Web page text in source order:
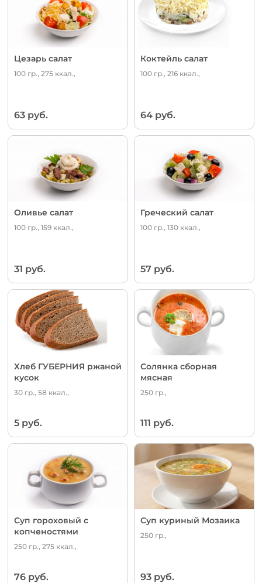
Цезарь салат
100 гр., 275 ккал.,
63 руб.
Коктейль салат
100 гр., 216 ккал.,
64 руб.
Оливье салат
100 гр., 159 ккал.,
31 руб.
Греческий салат
100 гр., 130 ккал.,
57 руб.
Хлеб ГУБЕРНИЯ ржаной
кусок
30 гр., 58 ккал.,
5 руб.
Солянка сборная
мясная
250 гр.,
111 руб.
Суп гороховый с
копченостями
250 гр., 275 ккал.,
76 руб.
Суп куриный Мозаика
250 гр.,
93 руб.